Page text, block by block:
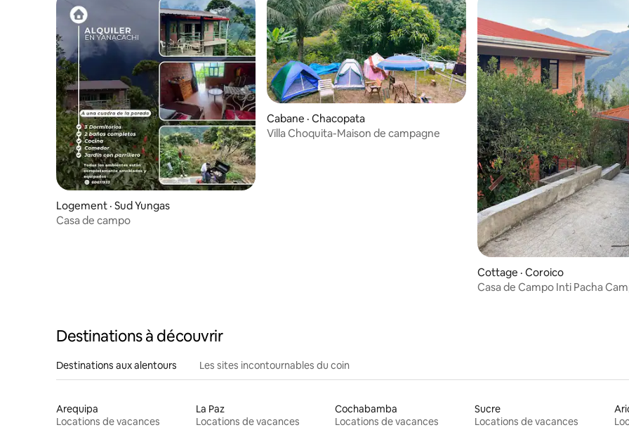
Logement · Sud Yungas
Casa de campo
Cabane · Chacopata
Villa Choquita-Maison de campagne
Cottage · Coroico
Casa de Campo Inti Pacha
Destinations à découvrir
Destinations aux alentours Les sites incontournables du coin
Arequipa
Locations de vacances
La Paz
Locations de vacances
Cochabamba
Locations de vacances
Sucre
Locations de vacances